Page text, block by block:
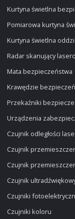
Kurtyna świetlna
Pomiarowa kurtyna
Kurtyna świetlna
Radar skanujący
Mata bezpieczeństwa
Krawędzie
Przekaźniki
Urządzenia
Czujnik odległości
Czujnik
Czujnik
Czujnik
Czujniki
Czujniki koloru